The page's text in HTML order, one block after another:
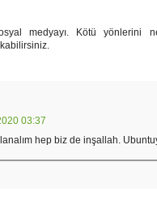
medyayı. Kötü
03:37
hep biz de inşallah.